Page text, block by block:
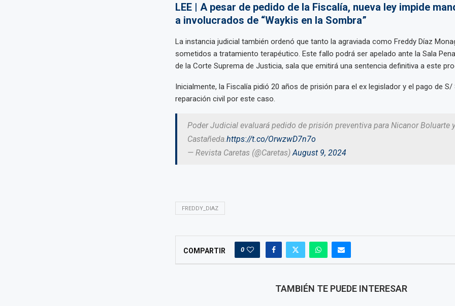
LEE | A pesar de pedido de la Fiscalía, nueva ley impide
a involucrados de “Waykis en la Sombra”
La instancia judicial también ordenó que tanto la agraviada como Freddy Díaz
sometidos a tratamiento terapéutico. Este fallo podrá ser apelado ante la Sala
de la Corte Suprema de Justicia, sala que emitirá una sentencia definitiva a este
Inicialmente, la Fiscalía pidió 20 años de prisión para el ex legislador y el pago de
reparación civil por este caso.
Poder Judicial evaluará pedido de prisión preventiva para Nicanor Boluarte
Castañeda. https://t.co/OrwzwD7n7o
— Revista Caretas (@Caretas) August 9, 2024
FREDDY_DIAZ
COMPARTIR 0
TAMBIÉN TE PUEDE INTERESAR